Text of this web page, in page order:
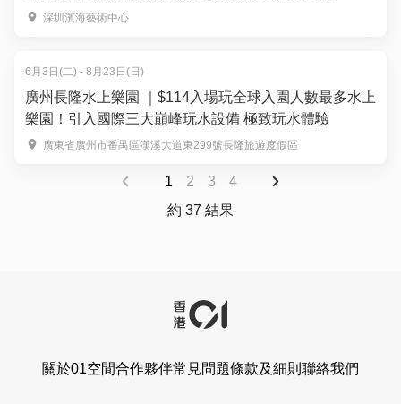
深圳濱海藝術中心
6月3日(二) - 8月23日(日)
廣州長隆水上樂園 ｜$114入場玩全球入園人數最多水上
樂園！引入國際三大巔峰玩水設備 極致玩水體驗
廣東省廣州市番禺區漢溪大道東299號長隆旅遊度假區
1 2 3
4
約 37 結果
關於01空間合作夥伴常見問題條款及細則 聯絡我們